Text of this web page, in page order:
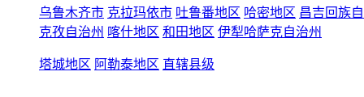
乌鲁木齐市 克拉玛依市 吐鲁番地区 哈密地区 昌吉回族
克孜自治州 喀什地区 和田地区 伊犁哈萨克自治州
塔城地区 阿勒泰地区 直辖县级